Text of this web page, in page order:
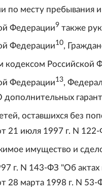
по месту пребывания
Федерации9 также
Федерации10,
кодексом Российской
Федерации13 ,
оставшихся без
21 июля 1997 г. N
имущество и
г. N 143-ФЗ "Об актах
28 марта 1998 г. N